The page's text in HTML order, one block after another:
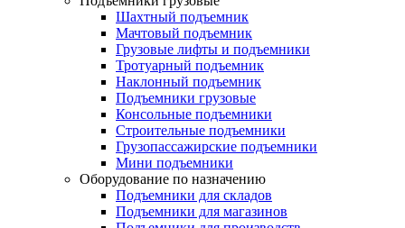
Шахтный подъемник
Мачтовый подъемник
Грузовые лифты и подъемники
Тротуарный подъемник
Наклонный подъемник
Подъемники грузовые
Консольные подъемники
Строительные подъемники
Грузопассажирские подъемники
Мини подъемники
Оборудование по назначению
Подъемники для складов
Подъемники для магазинов